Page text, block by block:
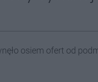
osiem ofert od